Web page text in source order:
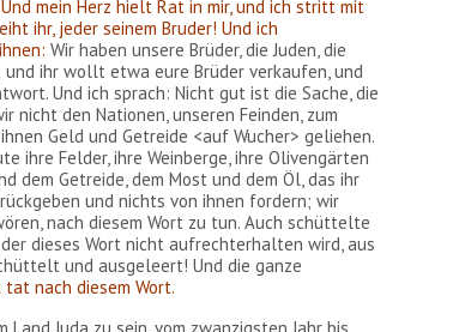
mein Herz hielt Rat in mir, und ich stritt mit
ihr, jeder seinem Bruder! Und ich
Wir haben unsere Brüder, die Juden, die
ihr wollt etwa eure Brüder verkaufen, und
Und ich sprach: Nicht gut ist die Sache, die
nicht den Nationen, unseren Feinden, zum
Geld und Getreide <auf Wucher> geliehen.
ihre Felder, ihre Weinberge, ihre Olivengärten
dem Getreide, dem Most und dem Öl, das ihr
und nichts von ihnen fordern; wir
nach diesem Wort zu tun. Auch schüttelte
dieses Wort nicht aufrechterhalten wird, aus
und ausgeleert! Und die ganze
tat nach diesem Wort.